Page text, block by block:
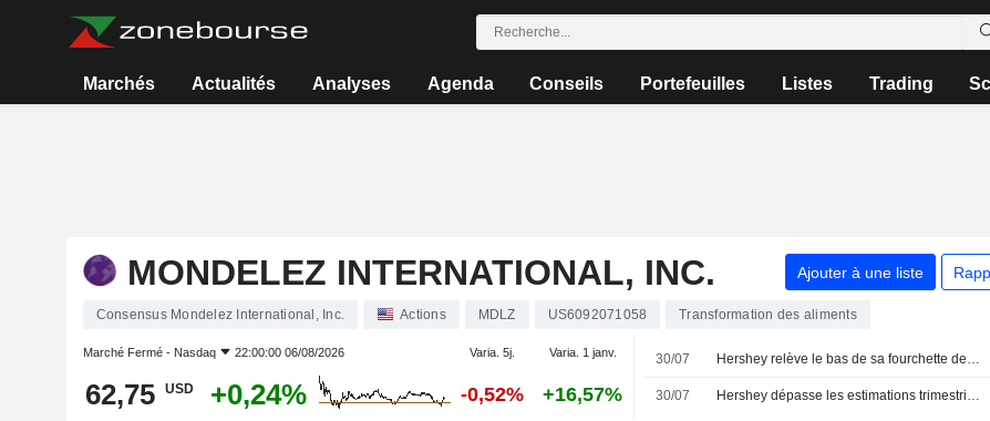
Marchés Actualités Analyses Agenda Conseils Portefeuilles Listes Trading
MONDELEZ INTERNATIONAL, INC. Ajouter à une liste
Consensus Mondelez International, Inc. Actions MDLZ US6092071058 Transformation des aliments
Marché Fermé - Nasdaq 22:00:00 06/08/2026 Varia. 5j. Varia. 1 janv.
62,75 USD +0,24% -0,52% +16,57%
30/07 Hershey relève le bas de sa fourchette de prévisions annuelles après des résultats supérieurs aux attentes au deuxième trimestre
30/07 Hershey dépasse les estimations trimestrielles grâce à la hausse des prix et à la demande de snacks